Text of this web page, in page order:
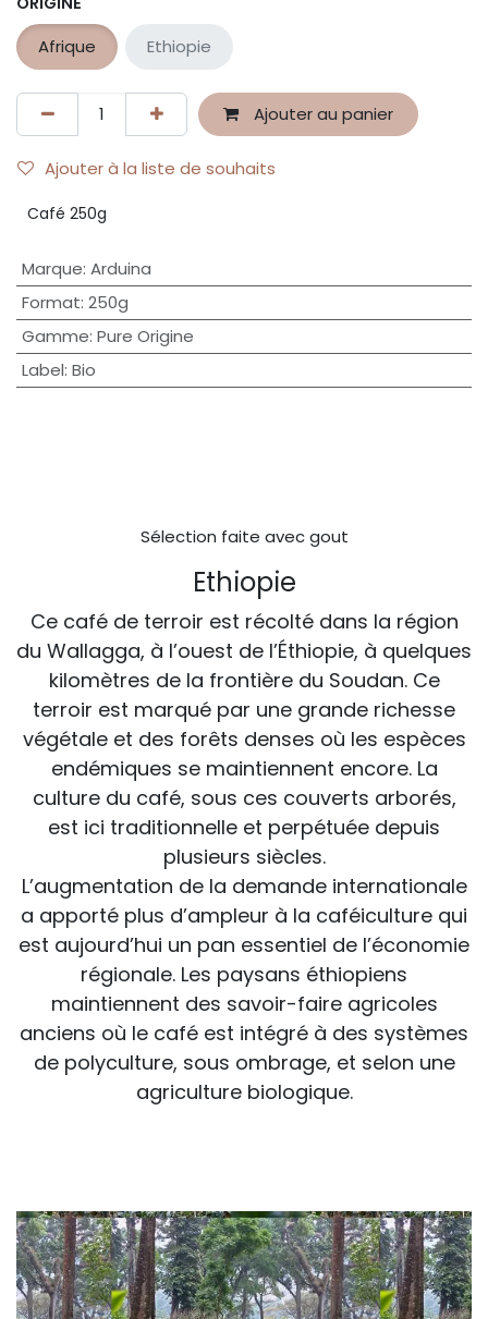
Afrique Ethiopie
Ajouter au panier
Ajouter à la liste de souhaits
Café 250g
Marque: Arduina
Format: 250g
Gamme: Pure Origine
Label: Bio
Sélection faite avec gout
Ethiopie
Ce café de terroir est récolté dans la région
du Wallagga, à l’ouest de l’Éthiopie, à quelques
kilomètres de la frontière du Soudan. Ce
terroir est marqué par une grande richesse
végétale et des forêts denses où les espèces
endémiques se maintiennent encore. La
culture du café, sous ces couverts arborés,
est ici traditionnelle et perpétuée depuis
plusieurs siècles.
L’augmentation de la demande internationale
a apporté plus d’ampleur à la caféiculture qui
est aujourd’hui un pan essentiel de l’économie
régionale. Les paysans éthiopiens
maintiennent des savoir-faire agricoles
anciens où le café est intégré à des systèmes
de polyculture, sous ombrage, et selon une
agriculture biologique.